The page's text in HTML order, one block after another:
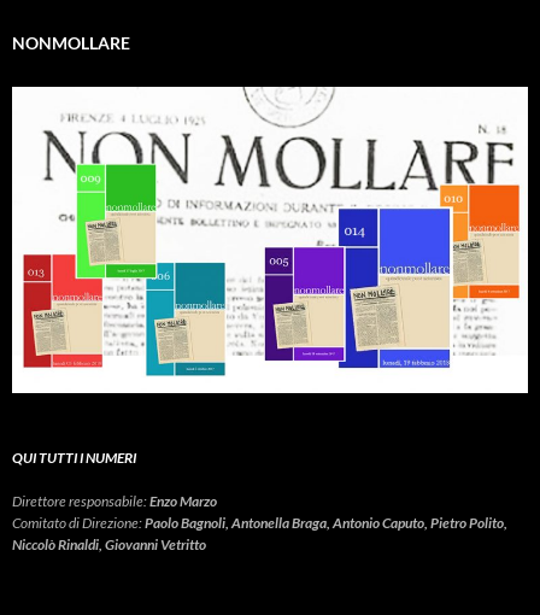
NONMOLLARE
QUI TUTTI I NUMERI
Direttore responsabile:Enzo Marzo
Comitato di Direzione:Paolo Bagnoli, Antonella Braga, Antonio Caputo, Pietro Polito,
Niccolò Rinaldi, Giovanni Vetritto